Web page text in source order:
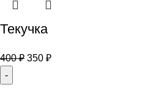
Текучка
400₽ 350 ₽